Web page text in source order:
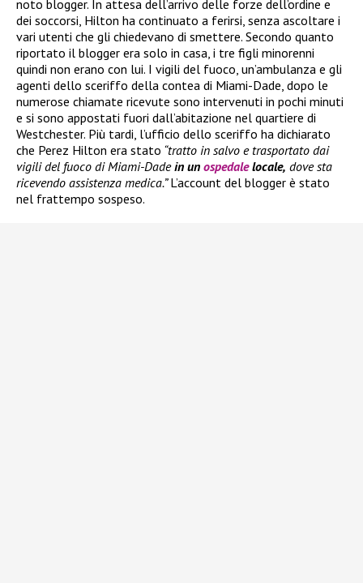
noto blogger. In attesa dell’arrivo delle forze dell’ordine e
dei soccorsi, Hilton ha continuato a ferirsi, senza ascoltare i
vari utenti che gli chiedevano di smettere. Secondo quanto
riportato il blogger era solo in casa, i tre figli minorenni
quindi non erano con lui. I vigili del fuoco, un’ambulanza e gli
agenti dello sceriffo della contea di Miami-Dade, dopo le
numerose chiamate ricevute sono intervenuti in pochi minuti
e si sono appostati fuori dall’abitazione nel quartiere di
Westchester. Più tardi, l’ufficio dello sceriffo ha dichiarato
che Perez Hilton era stato “tratto in salvo e trasportato dai
vigili del fuoco di Miami-Dadein un ospedalelocale, dove sta
ricevendo assistenza medica.”L’account del blogger è stato
nel frattempo sospeso.